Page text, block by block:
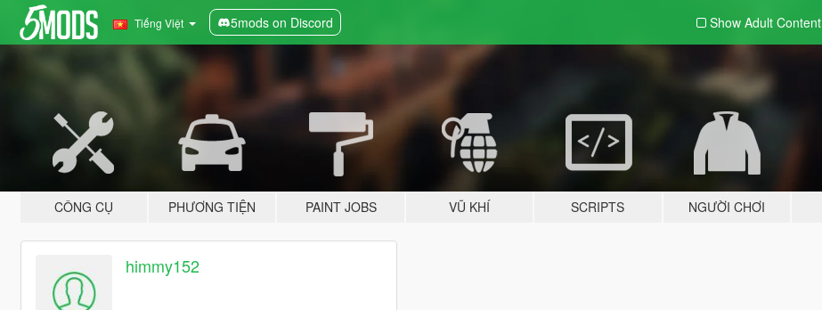
Tiếng Việt 5mods on Discord Show Adult Content
CÔNG CỤ PHƯƠNG TIỆN PAINT JOBS VŨ KHÍ SCRIPTS NGƯỜI CHƠI
himmy152